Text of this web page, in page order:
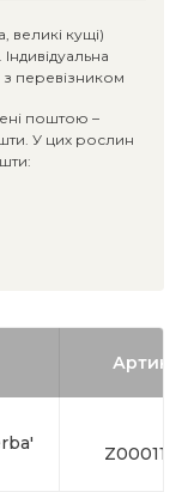
великі кущі)
перевізником
поштою –
У цих рослин